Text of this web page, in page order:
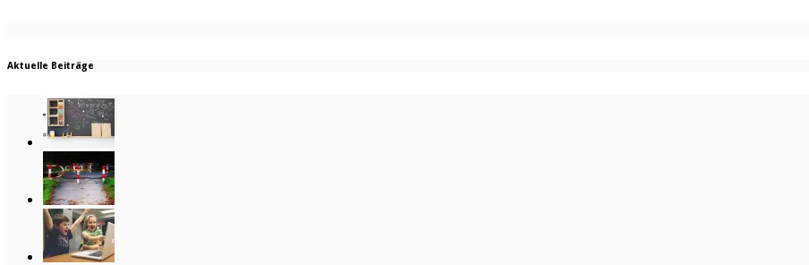
Aktuelle Beiträge